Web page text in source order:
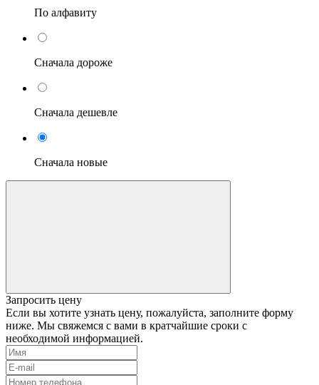
По алфавиту
Сначала дороже
Сначала дешевле
Сначала новые
Запросить цену
Если вы хотите узнать цену, пожалуйста, заполните форму
ниже. Мы свяжемся с вами в кратчайшие сроки с
необходимой информацией.